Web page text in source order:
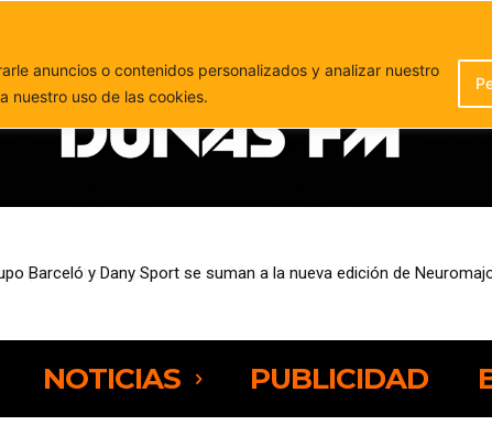
anuncios o contenidos personalizados y analizar nuestro
nuestro uso de las cookies.
entre las personas de 25 a 44 años
NOTICIAS PUBLICIDAD